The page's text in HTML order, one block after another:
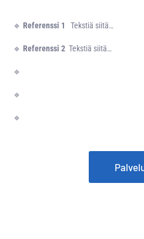
🔹Referenssi 1 Tekstiä siitä…
🔹Referenssi 2 Tekstiä siitä…
🔹
🔹
🔹